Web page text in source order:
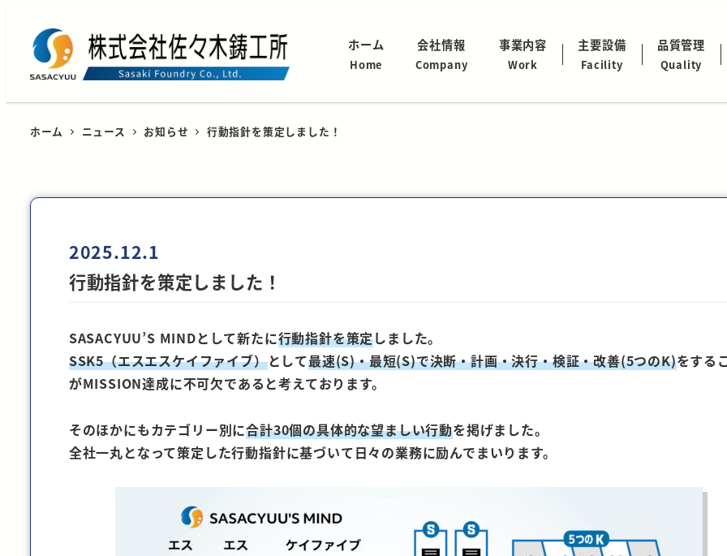
ホーム
Home
会社情報
Company
事業内容
Work
主要設備
Facility
品質管理
Quality
ホーム ニュース お知らせ 行動指針を策定しました！
2025.12.1
行動指針を策定しました！
SASACYUU’S MINDとして新たに行動指針を策定しました。
SSK5（エスエスケイファイブ）として最速(S)・最短(S)で決断・計画・決行・検証・改善(5つのK)をする
がMISSION達成に不可欠であると考えております。
そのほかにもカテゴリー別に合計30個の具体的な望ましい行動を掲げました。
全社一丸となって策定した行動指針に基づいて日々の業務に励んでまいります。